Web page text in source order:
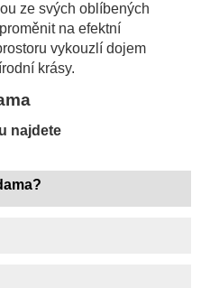
ze svých oblíbených
na efektní
vykouzlí dojem
krásy.
najdete